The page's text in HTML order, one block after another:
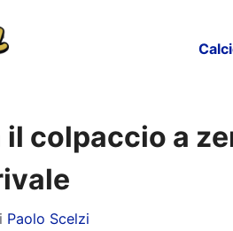
colpaccio a
Paolo Scelzi